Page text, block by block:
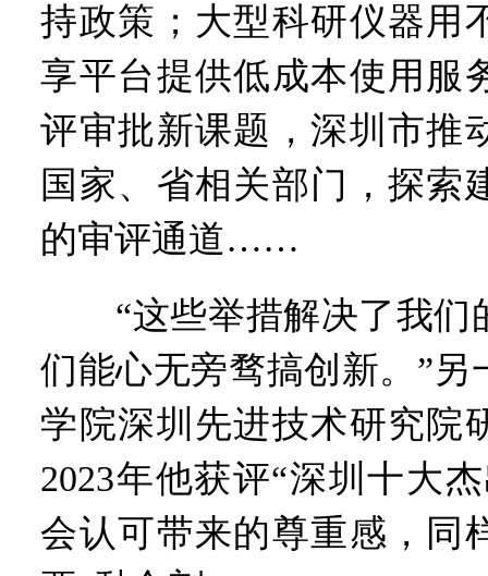
持政策；大型科研仪器用
享平台提供低成本使用服
评审批新课题，深圳市推
国家、省相关部门，探索
的审评通道……
“这些举措解决了我们
们能心无旁骛搞创新。”另
学院深圳先进技术研究院
2023年他获评“深圳十大
会认可带来的尊重感，同